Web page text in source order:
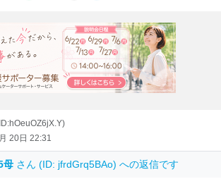
20日 22:31
母 さん (ID: jfrdGrq5BAo) への返信です